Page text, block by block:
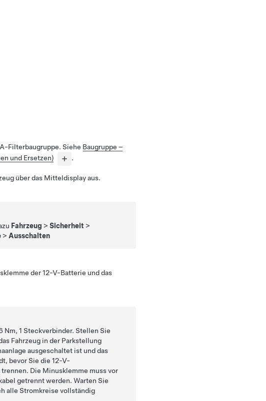
Filterbaugruppe. Siehe Baugruppe –
und Ersetzen)
.
über das Mitteldisplay aus.
Fahrzeug >Sicherheit >
> Ausschalten
der 12-V-Batterie und das
Nm, 1 Steckverbinder. Stellen Sie
Fahrzeug in der Parkstellung
ausgeschaltet ist und das
bevor Sie die 12-V-
Die Minusklemme muss vor
getrennt werden. Warten Sie
alle Stromkreise vollständig